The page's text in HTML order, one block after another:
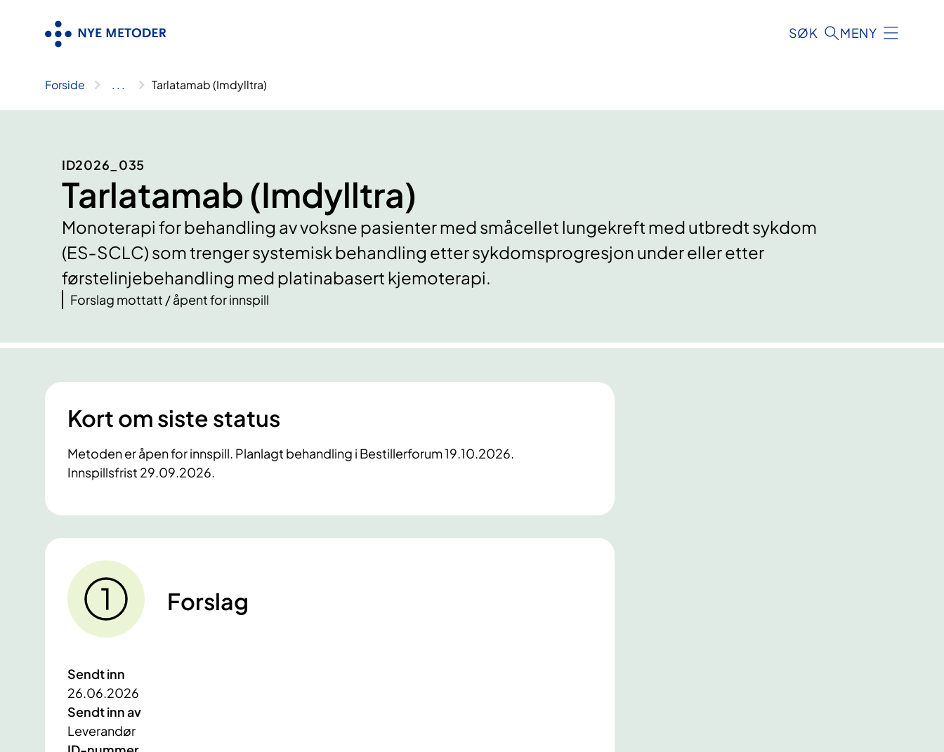
SØK MENY
Forside .. . Tarlatamab (Imdylltra)
ID2026_035
Tarlatamab (Imdylltra)
Monoterapi for behandling av voksne pasienter med småcellet lungekreft med utbredt sykdom
(ES‑SCLC) som trenger systemisk behandling etter sykdomsprogresjon under eller etter
førstelinjebehandling med platinabasert kjemoterapi.
Forslag mottatt / åpent for innspill
Kort om siste status
Metoden er åpen for innspill. Planlagt behandling i Bestillerforum 19.10.2026.
Innspillsfrist 29.09.2026.
Forslag
Sendt inn
26.06.2026
Sendt inn av
Leverandør